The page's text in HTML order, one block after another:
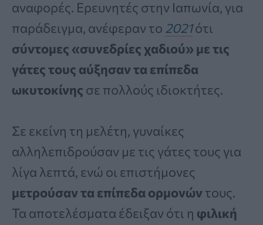
αναφορές. Ερευνητές στην Ιαπωνία, για
παράδειγμα, ανέφεραν το 2021ότι
σύντομες «συνεδρίες χαδιού» με τις
γάτες τους αύξησαν τα επίπεδα
ωκυτοκίνης σε πολλούς ιδιοκτήτες.
Σε εκείνη τη μελέτη, γυναίκες
αλληλεπιδρούσαν με τις γάτες τους για
λίγα λεπτά, ενώ οι επιστήμονες
μετρούσαν τα επίπεδα ορμονών τους.
Τα αποτελέσματα έδειξαν ότι η φιλική